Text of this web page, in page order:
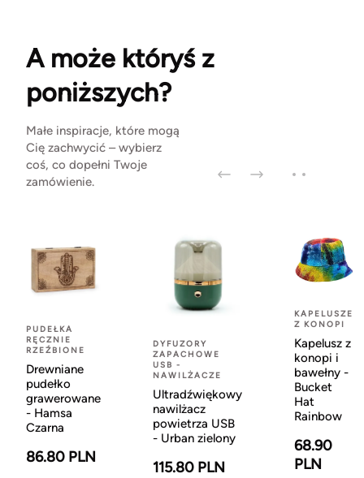
A może któryś z
poniższych?
Małe inspiracje, które mogą
Cię zachwycić – wybierz
coś, co dopełni Twoje
zamówienie.
PUDEŁKA
RĘCZNIE
RZEŹBIONE
Drewniane
pudełko
grawerowane
- Hamsa
Czarna
86.80 PLN
DYFUZORY
ZAPACHOWE
USB -
NAWILŻACZE
Ultradźwiękowy
nawilżacz
powietrza USB
- Urban zielony
115.80 PLN
KAPELUSZE
Z KONOPI
Kapelusz z
konopi i
bawełny -
Bucket
Hat
Rainbow
68.90
PLN